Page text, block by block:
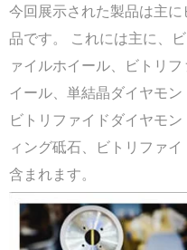
今回展示された製品は主
品です。 これには主に、
ァイルホイール、ビトリ
イール、単結晶ダイヤモ
ビトリファイドダイヤモ
ィング砥石、ビトリファ
含まれます。